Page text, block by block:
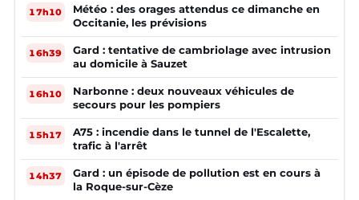
17h10
Météo : des orages attendus ce dimanche en
Occitanie, les prévisions
16h39
Gard : tentative de cambriolage avec intrusion
au domicile à Sauzet
16h10
Narbonne : deux nouveaux véhicules de
secours pour les pompiers
15h17
A75 : incendie dans le tunnel de l'Escalette,
trafic à l'arrêt
14h37
Gard : un épisode de pollution est en cours à
la Roque-sur-Cèze